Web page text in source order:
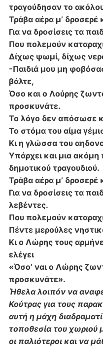
τραγούδησαν το
Τράβα αέρα μ’ δροσερέ
Για να δροσίσεις τα
Που πολεμούν
Δίχως ψωμί, δίχως
-Παιδιά μου μη
βάλτε,
Όσο και ο Λούρης
προσκυνάτε.
Το λόγο δεν απόσωσε
Το στόμα του αίμα
Κι η γλώσσα του
Υπάρχει και μια
δημοτικού τραγουδιού.
Τράβα αέρα μ’ δροσερέ
Για να δροσίσεις τα
λεβέντες.
Που πολεμούν
Πέντε μερούλες
Κι ο Λώρης τους
ελέγει
«Όσο’ ναι ο Λώρης
προσκυνάτε».
Ήθελα λοιπόν να
Κούτρας για τους
αυτή η μάχη
τοποθεσία του χωριού
οι παλιότεροι και να